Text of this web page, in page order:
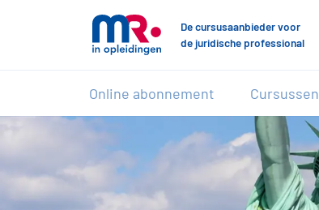
De cursusaanbieder voor
de juridische professional
Online abonnement Cursussen